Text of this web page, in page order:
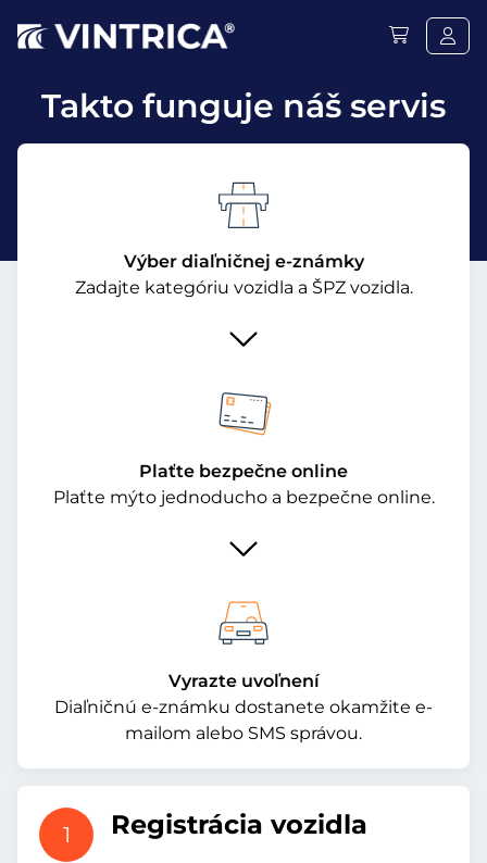
Takto funguje náš servis
Výber diaľničnej e-známky
Zadajte kategóriu vozidla a ŠPZ vozidla.
Plaťte bezpečne online
Plaťte mýto jednoducho a bezpečne online.
Vyrazte uvoľnení
Diaľničnú e-známku dostanete okamžite e-
mailom alebo SMS správou.
1 Registrácia vozidla